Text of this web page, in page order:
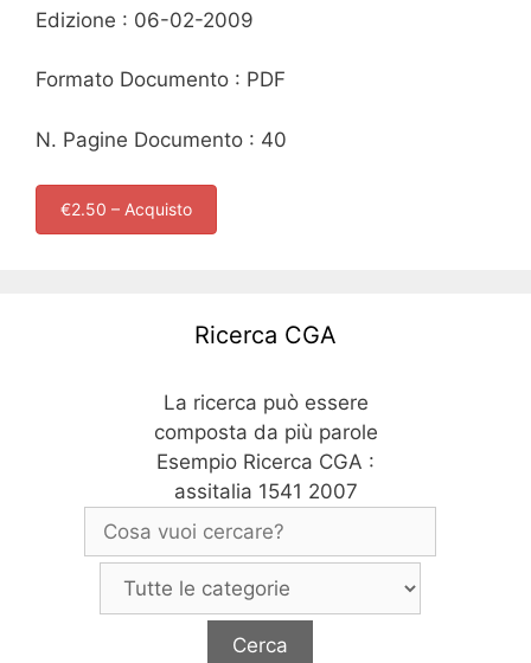
Edizione : 06-02-2009
Formato Documento : PDF
N. Pagine Documento : 40
€2.50 – Acquisto
Ricerca CGA
La ricerca può essere
composta da più parole
Esempio Ricerca CGA :
assitalia 1541 2007